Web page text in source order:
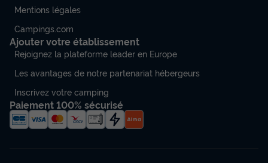
Mentions légales
Campings.com
Ajouter votre établissement
Rejoignez la plateforme leader en Europe
Les avantages de notre partenariat hébergeurs
Inscrivez votre camping
Paiement 100% sécurisé